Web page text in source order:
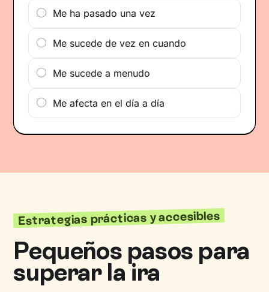
Me ha pasado una vez
Me sucede de vez en cuando
Me sucede a menudo
Me afecta en el día a día
Estrategias prácticas y accesibles
Pequeños pasos para
superar la ira